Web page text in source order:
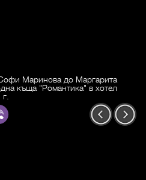
Маринова до Маргарита
къща "Романтика" в хотел